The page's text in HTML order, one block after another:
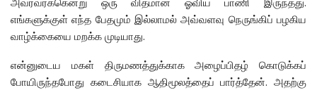
எங்களுக்குள் எந்த பேதமும் இல்லாமல் அவ்வளவு நெருங்கிப் பழகிய
வாழ்க்கையை மறக்க முடியாது.
என்னுடைய மகள் திருமணத்துக்காக அழைப்பிதழ் கொடுக்கப்
போயிருந்தபோது கடைசியாக ஆதிமூலத்தைப் பார்த்தேன். அதற்கு